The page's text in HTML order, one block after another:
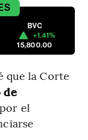
BVC
+1.41%
15,800.00
que la Corte
de
el